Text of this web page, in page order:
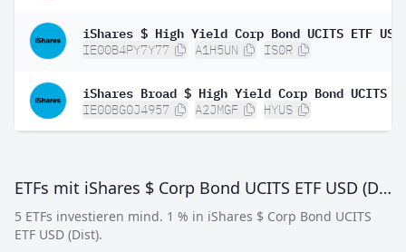
IE00B4PY7Y77 A1H5UN IS0R
IE00BG0J4957 A2JMGF HYUS
ETFs mit iShares $ Corp Bond UCITS ETF USD (Dist)
5 ETFs investieren mind. 1 % in iShares $ Corp Bond UCITS
ETF USD (Dist).